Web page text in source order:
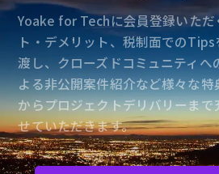
Yoake for Techに会員登録いただ
ト・デメリット、税制面での
渡し、クローズドコミュニティへ
よる非公開案件紹介など様々な
からプロジェクトデリバリーま
せていただきます。